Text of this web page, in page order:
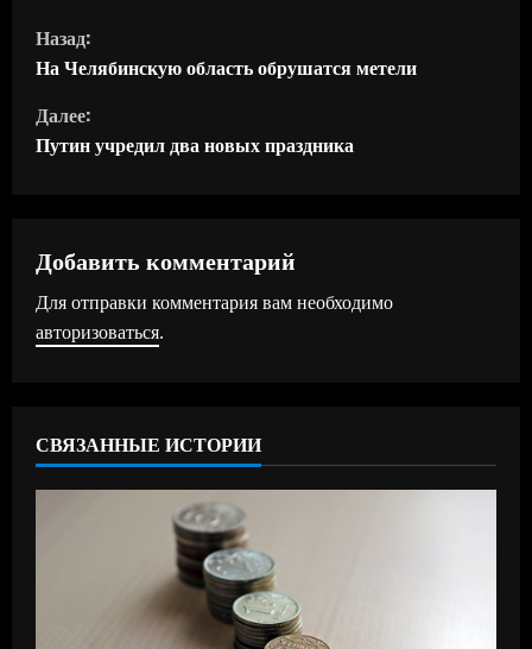
П
р
о
л
ж
т
ь
Назад:
На Челябинскую область обрушатся метели
Далее:
Путин учредил два новых праздника
Добавить комментарий
Для отправки комментария вам необходимо
авторизоваться.
СВЯЗАННЫЕ ИСТОРИИ